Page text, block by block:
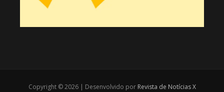
Copyright © 2026 | Desenvolvido por Revista de Notícias X